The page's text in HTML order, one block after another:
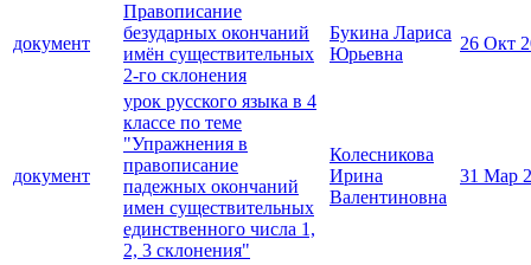
документ
Правописание
безударных окончаний
имён существительных
2-го склонения
Букина Лариса
Юрьевна
26 Окт
документ
урок русского языка в 4
классе по теме
"Упражнения в
правописание
падежных окончаний
имен существительных
единственного числа 1,
2, 3 склонения"
Колесникова
Ирина
Валентиновна
31 Мар